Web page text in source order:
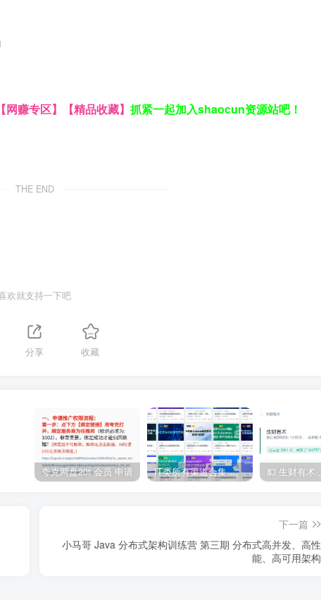
【网赚专区】 【精品收藏】 抓紧一起加入shaocun资源站吧！
THE END
欢就支持一下吧
分享 收藏
夸克网盘20t 会员 申请 IT类所有渠道合集 持续日更，目前近四千多条资源 年费用户微信私信获取权限
下一篇
小马哥 Java 分布式架构训练营 第三期 分布式高并发、高性
能、高可用架构